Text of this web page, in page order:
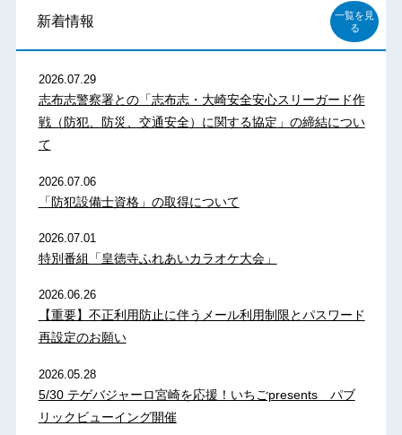
新着情報
一覧を見
る
2026.07.29
志布志警察署との「志布志・大崎安全安心スリーガード作
戦（防犯、防災、交通安全）に関する協定」の締結につい
て
2026.07.06
「防犯設備士資格」の取得について
2026.07.01
特別番組「皇徳寺ふれあいカラオケ大会」
2026.06.26
【重要】不正利用防止に伴うメール利用制限とパスワード
再設定のお願い
2026.05.28
5/30 テゲバジャーロ宮崎を応援！いちごpresents パブ
リックビューイング開催